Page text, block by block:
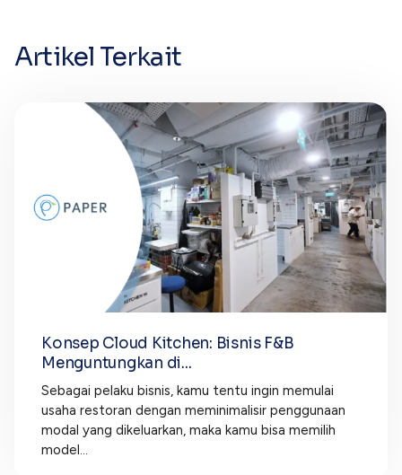
Artikel Terkait
Konsep Cloud Kitchen: Bisnis F&B
Menguntungkan di...
Sebagai pelaku bisnis, kamu tentu ingin memulai
usaha restoran dengan meminimalisir penggunaan
modal yang dikeluarkan, maka kamu bisa memilih
model...